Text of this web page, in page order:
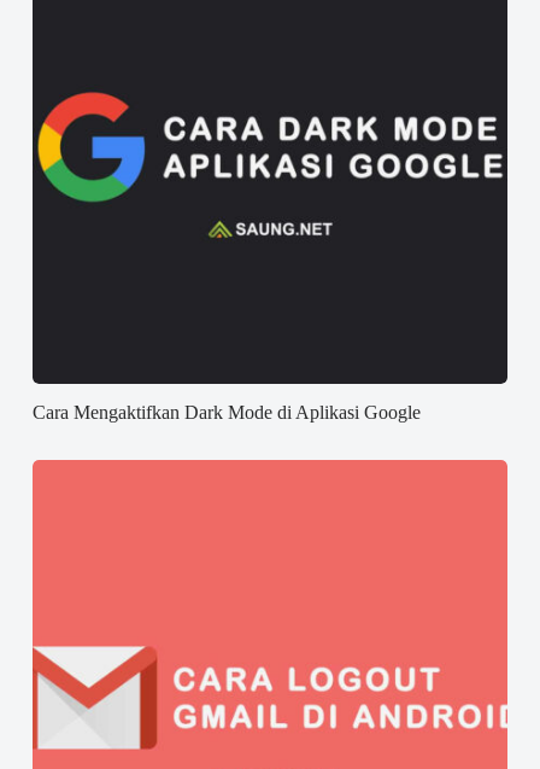
Cara Mengaktifkan Dark Mode di Aplikasi Google